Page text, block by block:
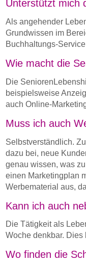
Unterstützt mich
Als angehender
Grundwissen im
Buchhaltungs-
Wie macht die
Die
beispielsweise
auch Online-
Muss ich auch
Selbstverständlich.
dazu bei, neue
genau wissen, was
einen Marketingplan
Werbematerial aus,
Kann ich auch
Die Tätigkeit als
Woche denkbar. Dies
Wo finden die